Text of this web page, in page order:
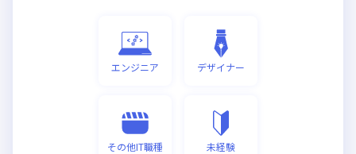
エンジニア デザイナー
その他IT職種 未経験